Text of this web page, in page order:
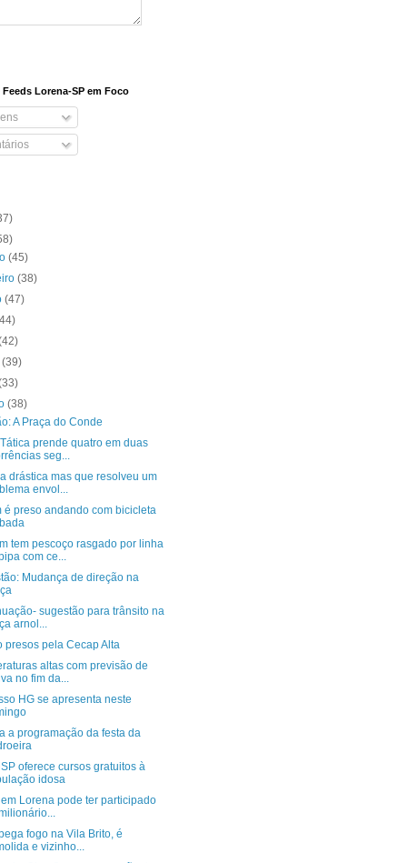
Lorena-SP em Foco
(45)
(38)
(47)
(39)
(38)
A Praça do Conde
prende quatro em duas
seg...
drástica mas que resolveu um
envol...
é preso andando com bicicleta
tem pescoço rasgado por linha
com ce...
Mudança de direção na
sugestão para trânsito na
arnol...
presos pela Cecap Alta
altas com previsão de
no fim da...
HG se apresenta neste
a programação da festa da
oferece cursos gratuitos à
idosa
em Lorena pode ter participado
fogo na Vila Brito, é
e vizinho...